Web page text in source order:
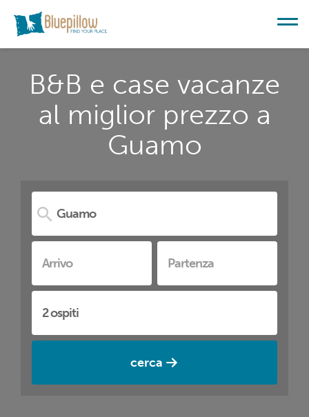
B&B e case vacanze
al miglior prezzo a
Guamo
cerca